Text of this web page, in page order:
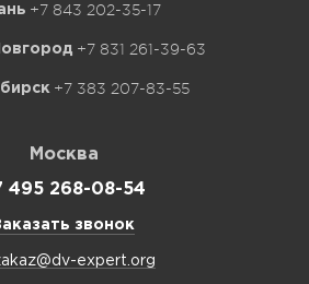
+7 843 202-35-17
+7 831 261-39-63
+7 383 207-83-55
Москва
495 268-08-54
звонок
expert.org